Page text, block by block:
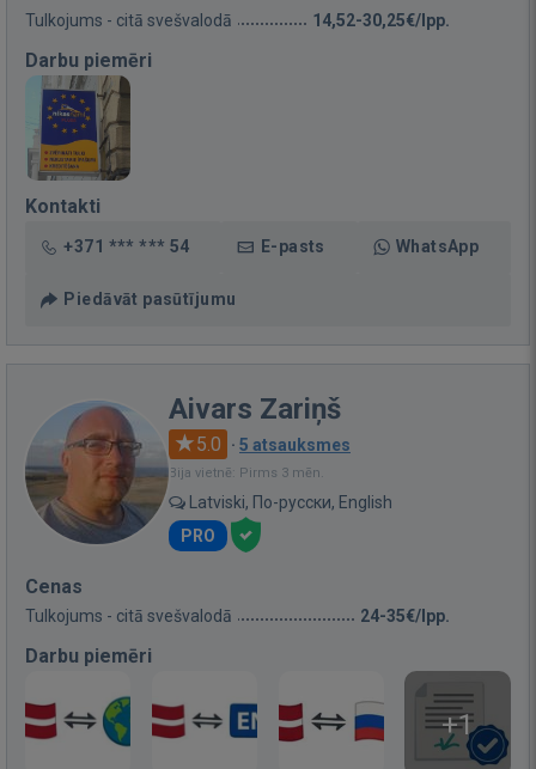
Tulkojums - citā svešvalodā 14,52-30,25€/lpp.
Darbu piemēri
Kontakti
+371 *** *** 54 E-pasts WhatsApp
Piedāvāt pasūtījumu
Aivars Zariņš
5.0 · 5 atsauksmes
Bija vietnē: Pirms 3 mēn.
Latviski, По-русски, English
PRO
Cenas
Tulkojums - citā svešvalodā 24-35€/lpp.
Darbu piemēri
+1